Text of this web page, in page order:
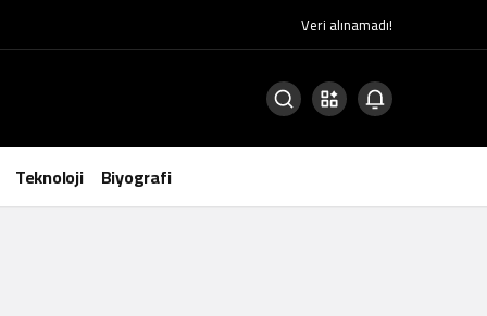
Veri alınamadı!
Teknoloji Biyografi